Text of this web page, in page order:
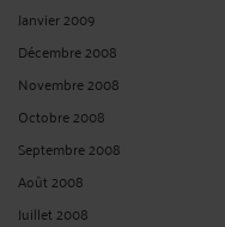
Janvier 2009
Décembre 2008
Novembre 2008
Octobre 2008
Septembre 2008
Août 2008
Juillet 2008